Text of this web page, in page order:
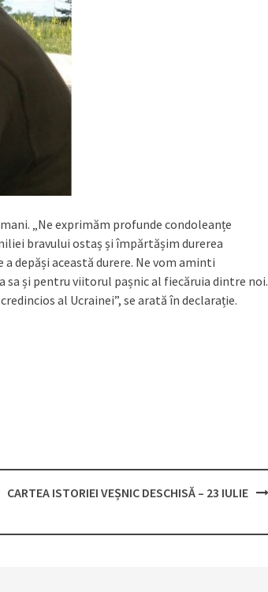
„Ne exprimăm profunde condoleanțe
bravului ostaș și împărtășim durerea
depăși această durere. Ne vom aminti
și pentru viitorul pașnic al fiecăruia dintre noi.
al Ucrainei”, se arată în declarație.
CARTEA ISTORIEI VEȘNIC DESCHISĂ – 23 IULIE